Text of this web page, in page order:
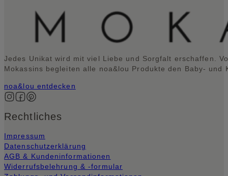
Jedes Unikat wird mit viel Liebe und Sorgfalt erschaffen.
Mokassins begleiten alle noa&lou Produkte den Baby-
noa&lou entdecken
Auf Instagram folgen
Auf Facebook folgen
Auf Pinterest folgen
Rechtliches
Impressum
Datenschutzerklärung
AGB & Kundeninformationen
Widerrufsbelehrung & -formular